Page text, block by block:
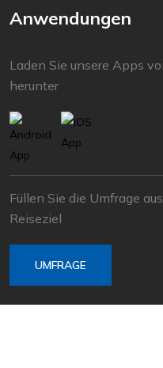
Anwendungen
Laden Sie unsere Apps
herunter
Füllen Sie die Umfrage
Reiseziel
UMFRAGE